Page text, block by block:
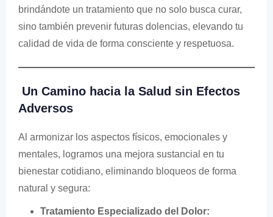
brindándote un tratamiento que no solo busca curar,
sino también prevenir futuras dolencias, elevando tu
calidad de vida de forma consciente y respetuosa.
Un Camino hacia la Salud sin Efectos
Adversos
Al armonizar los aspectos físicos, emocionales y
mentales, logramos una mejora sustancial en tu
bienestar cotidiano, eliminando bloqueos de forma
natural y segura:
Tratamiento Especializado del Dolor: